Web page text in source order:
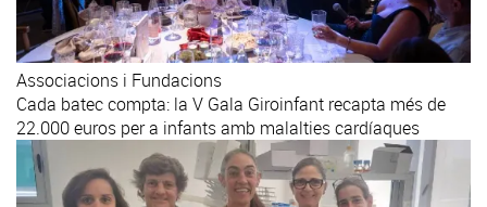
Associacions i Fundacions
Cada batec compta: la V Gala Giroinfant recapta més de
22.000 euros per a infants amb malalties cardíaques